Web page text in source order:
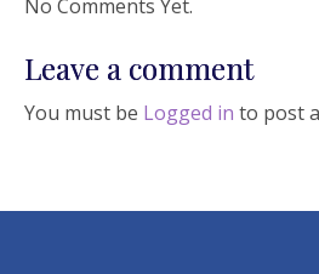
No Comments Yet.
Leave a comment
You must be Logged in to post